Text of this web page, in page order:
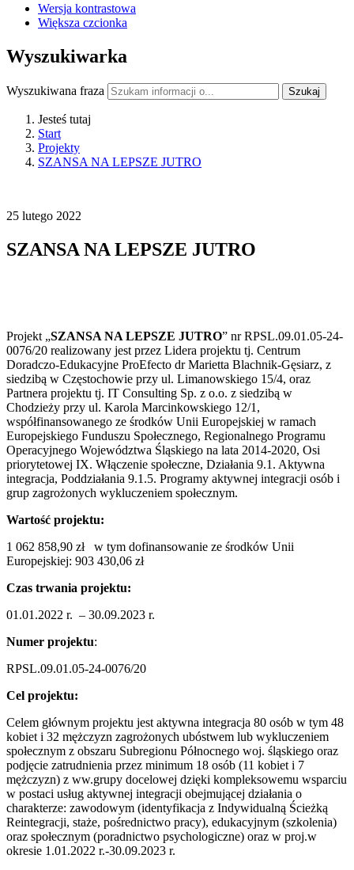
Wersja kontrastowa
Większa czcionka
Wyszukiwarka
Wyszukiwana fraza Szukaj
Jesteś tutaj
Start
Projekty
SZANSA NA LEPSZE JUTRO
25 lutego 2022
SZANSA NA LEPSZE JUTRO
Projekt „SZANSA NA LEPSZE JUTRO” nr RPSL.09.01.05-24-
0076/20 realizowany jest przez Lidera projektu tj. Centrum
Doradczo-Edukacyjne ProEfecto dr Marietta Blachnik-Gęsiarz, z
siedzibą w Częstochowie przy ul. Limanowskiego 15/4, oraz
Partnera projektu tj. IT Consulting Sp. z o.o. z siedzibą w
Chodzieży przy ul. Karola Marcinkowskiego 12/1,
współfinansowanego ze środków Unii Europejskiej w ramach
Europejskiego Funduszu Społecznego, Regionalnego Programu
Operacyjnego Województwa Śląskiego na lata 2014-2020, Osi
priorytetowej IX. Włączenie społeczne, Działania 9.1. Aktywna
integracja, Poddziałania 9.1.5. Programy aktywnej integracji osób i
grup zagrożonych wykluczeniem społecznym.
Wartość projektu:
1 062 858,90 zł w tym dofinansowanie ze środków Unii
Europejskiej: 903 430,06 zł
Czas trwania projektu:
01.01.2022 r. – 30.09.2023 r.
Numer projektu:
RPSL.09.01.05-24-0076/20
Cel projektu:
Celem głównym projektu jest aktywna integracja 80 osób w tym 48
kobiet i 32 mężczyzn zagrożonych ubóstwem lub wykluczeniem
społecznym z obszaru Subregionu Północnego woj. śląskiego oraz
podjęcie zatrudnienia przez minimum 18 osób (11 kobiet i 7
mężczyzn) z ww.grupy docelowej dzięki kompleksowemu wsparciu
w postaci usług aktywnej integracji obejmującej działania o
charakterze: zawodowym (identyfikacja z Indywidualną Ścieżką
Reintegracji, staże, pośrednictwo pracy), edukacyjnym (szkolenia)
oraz społecznym (poradnictwo psychologiczne) oraz w proj.w
okresie 1.01.2022 r.-30.09.2023 r.